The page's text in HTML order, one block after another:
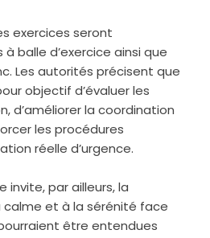
exercices seront
balle d’exercice ainsi que
Les autorités précisent que
objectif d’évaluer les
d’améliorer la coordination
les procédures
réelle d’urgence.
invite, par ailleurs, la
calme et à la sérénité face
être entendues